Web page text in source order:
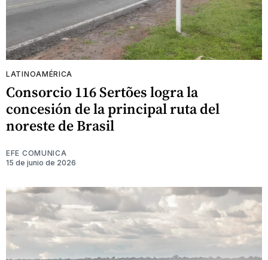
LATINOAMÉRICA
Consorcio 116 Sertões logra la
concesión de la principal ruta del
noreste de Brasil
EFE COMUNICA
15 de junio de 2026